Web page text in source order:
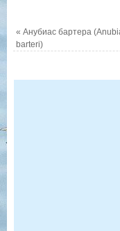
« Анубиас бартера
barteri)